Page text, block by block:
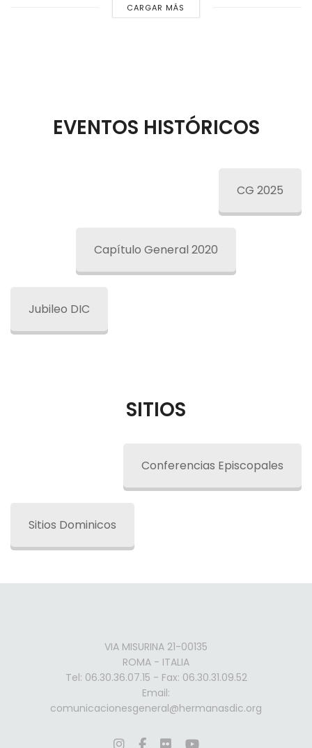
CARGAR MÁS
EVENTOS HISTÓRICOS
CG 2025
Capítulo General 2020
Jubileo DIC
SITIOS
Conferencias Episcopales
Sitios Dominicos
VIA MISURINA 21-00135
ROMA - ITALIA
Tel: 06.30.36.07.15 - Fax: 06.30.31.09.52
Email:
comunicacionesgeneral@hermanasdic.org